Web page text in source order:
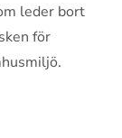
leder bort
för